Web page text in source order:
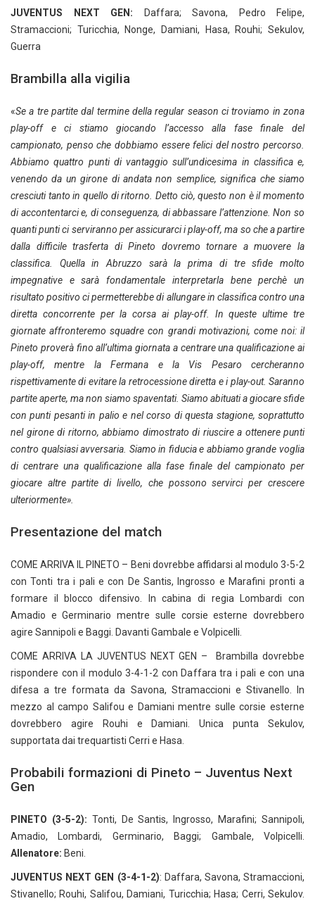
JUVENTUS NEXT GEN: Daffara; Savona, Pedro Felipe,
Stramaccioni; Turicchia, Nonge, Damiani, Hasa, Rouhi; Sekulov,
Guerra
Brambilla alla vigilia
«Se a tre partite dal termine della regular season ci troviamo in zona
play-off e ci stiamo giocando l’accesso alla fase finale del
campionato, penso che dobbiamo essere felici del nostro percorso.
Abbiamo quattro punti di vantaggio sull’undicesima in classifica e,
venendo da un girone di andata non semplice, significa che siamo
cresciuti tanto in quello di ritorno. Detto ciò, questo non è il momento
di accontentarci e, di conseguenza, di abbassare l’attenzione. Non so
quanti punti ci serviranno per assicurarci i play-off, ma so che a partire
dalla difficile trasferta di Pineto dovremo tornare a muovere la
classifica. Quella in Abruzzo sarà la prima di tre sfide molto
impegnative e sarà fondamentale interpretarla bene perchè un
risultato positivo ci permetterebbe di allungare in classifica contro una
diretta concorrente per la corsa ai play-off. In queste ultime tre
giornate affronteremo squadre con grandi motivazioni, come noi: il
Pineto proverà fino all’ultima giornata a centrare una qualificazione ai
play-off, mentre la Fermana e la Vis Pesaro cercheranno
rispettivamente di evitare la retrocessione diretta e i play-out. Saranno
partite aperte, ma non siamo spaventati. Siamo abituati a giocare sfide
con punti pesanti in palio e nel corso di questa stagione, soprattutto
nel girone di ritorno, abbiamo dimostrato di riuscire a ottenere punti
contro qualsiasi avversaria. Siamo in fiducia e abbiamo grande voglia
di centrare una qualificazione alla fase finale del campionato per
giocare altre partite di livello, che possono servirci per crescere
ulteriormente».
Presentazione del match
COME ARRIVA IL PINETO – Beni dovrebbe affidarsi al modulo 3-5-2
con Tonti tra i pali e con De Santis, Ingrosso e Marafini pronti a
formare il blocco difensivo. In cabina di regia Lombardi con
Amadio e Germinario mentre sulle corsie esterne dovrebbero
agire Sannipoli e Baggi. Davanti Gambale e Volpicelli.
COME ARRIVA LA JUVENTUS NEXT GEN – Brambilla dovrebbe
rispondere con il modulo 3-4-1-2 con Daffara tra i pali e con una
difesa a tre formata da Savona, Stramaccioni e Stivanello. In
mezzo al campo Salifou e Damiani mentre sulle corsie esterne
dovrebbero agire Rouhi e Damiani. Unica punta Sekulov,
supportata dai trequartisti Cerri e Hasa.
Probabili formazioni di Pineto – Juventus Next
Gen
PINETO (3-5-2): Tonti, De Santis, Ingrosso, Marafini; Sannipoli,
Amadio, Lombardi, Germinario, Baggi; Gambale, Volpicelli.
Allenatore: Beni.
JUVENTUS NEXT GEN (3-4-1-2): Daffara, Savona, Stramaccioni,
Stivanello; Rouhi, Salifou, Damiani, Turicchia; Hasa; Cerri, Sekulov.